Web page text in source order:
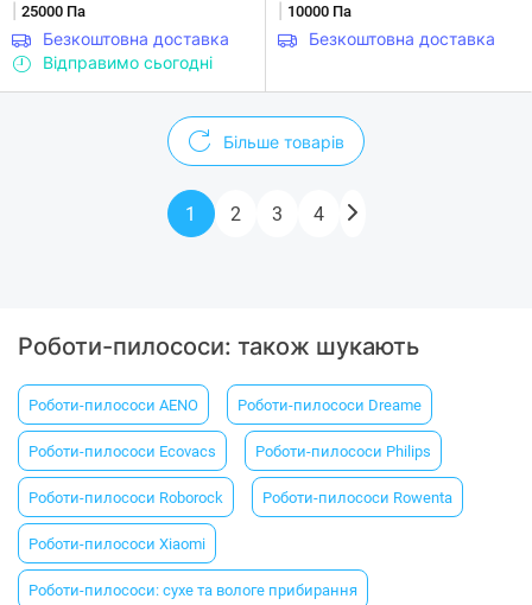
25000 Па
Безкоштовна доставка
Відправимо сьогодні
10000 Па
Безкоштовна доставка
Більше товарів
1 2 3 4
Роботи-пилососи: також шукають
Роботи-пилососи AENO Роботи-пилососи Dreame
Роботи-пилососи Ecovacs Роботи-пилососи Philips
Роботи-пилососи Roborock Роботи-пилососи Rowenta
Роботи-пилососи Xiaomi
Роботи-пилососи: сухе та вологе прибирання